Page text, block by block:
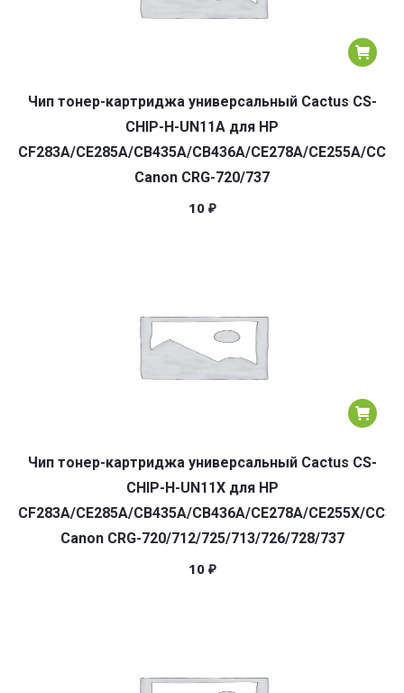
Чип тонер-картриджа универсальный Cactus CS-
CHIP-H-UN11A для HP
CF283A/CE285A/CB435A/CB436A/CE278A/CE255A/
Canon CRG-720/737
10 ₽
Чип тонер-картриджа универсальный Cactus CS-
CHIP-H-UN11X для HP
CF283A/CE285A/CB435A/CB436A/CE278A/CE255X/
Canon CRG-720/712/725/713/726/728/737
10 ₽